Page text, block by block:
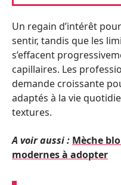
Un regain d’intérêt
sentir, tandis que les
s’effacent
capillaires. Les
demande croissante
adaptés à la vie
textures.
A voir aussi : Mèche
modernes à adopter